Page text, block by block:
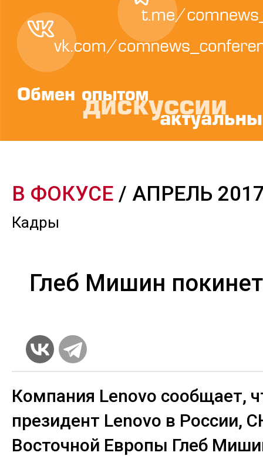
В ФОКУСЕ / АПРЕЛЬ
Кадры
Глеб Мишин
Компания Lenovo сообщает,
президент Lenovo в России,
Восточной Европы Глеб